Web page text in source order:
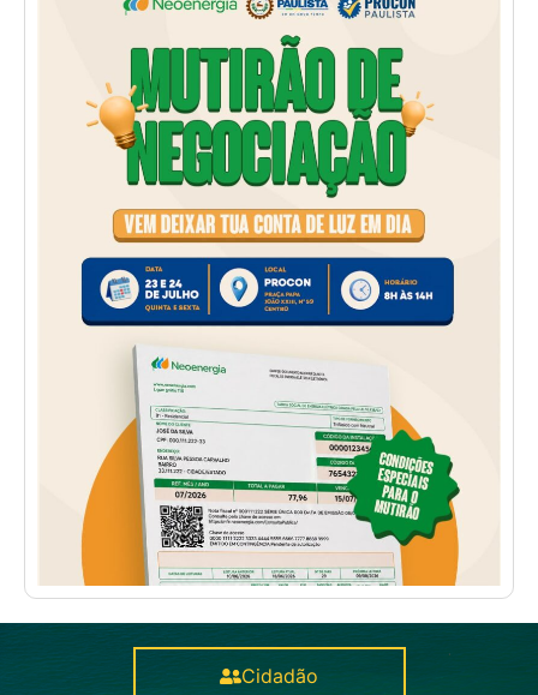
Cidadão